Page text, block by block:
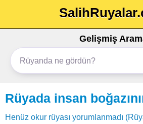
Gelişmiş
Rüyada insan
Henüz okur rüyası yorumlanmadı